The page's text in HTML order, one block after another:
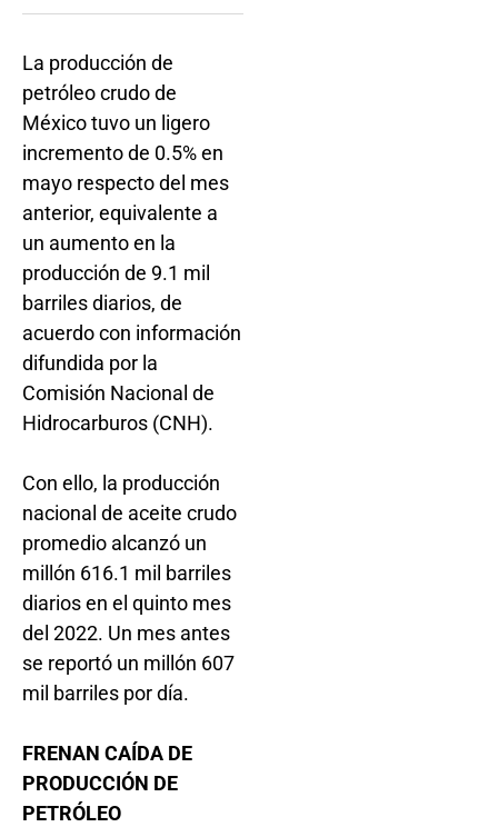
La producción de
petróleo crudo de
México tuvo un ligero
incremento de 0.5% en
mayo respecto del mes
anterior, equivalente a
un aumento en la
producción de 9.1 mil
barriles diarios, de
acuerdo con información
difundida por la
Comisión Nacional de
Hidrocarburos (CNH).
Con ello, la producción
nacional de aceite crudo
promedio alcanzó un
millón 616.1 mil barriles
diarios en el quinto mes
del 2022. Un mes antes
se reportó un millón 607
mil barriles por día.
FRENAN CAÍDA DE
PRODUCCIÓN DE
PETRÓLEO